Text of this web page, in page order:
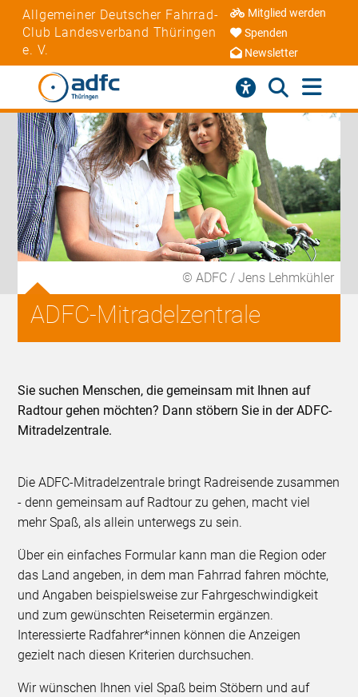
Allgemeiner Deutscher Fahrrad-
Club Landesverband Thüringen
e. V.
Mitglied werden
Spenden
Newsletter
© ADFC / Jens Lehmkühler
ADFC-Mitradelzentrale
Sie suchen Menschen, die gemeinsam mit Ihnen auf
Radtour gehen möchten? Dann stöbern Sie in der ADFC-
Mitradelzentrale.
Die ADFC-Mitradelzentrale bringt Radreisende zusammen
- denn gemeinsam auf Radtour zu gehen, macht viel
mehr Spaß, als allein unterwegs zu sein.
Über ein einfaches Formular kann man die Region oder
das Land angeben, in dem man Fahrrad fahren möchte,
und Angaben beispielsweise zur Fahrgeschwindigkeit
und zum gewünschten Reisetermin ergänzen.
Interessierte Radfahrer*innen können die Anzeigen
gezielt nach diesen Kriterien durchsuchen.
Wir wünschen Ihnen viel Spaß beim Stöbern und auf